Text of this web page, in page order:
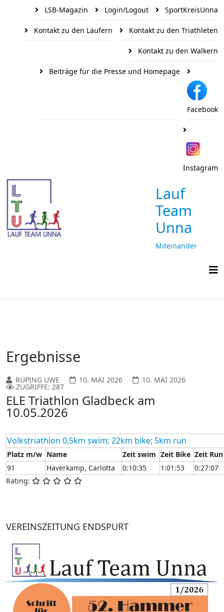
LSB-Magazin Login/Logout SportKreisUnna
Kontakt zu den Läufern Kontakt zu den Triathleten
Kontakt zu den Walkern
Beiträge für die Presse und Homepage
Facebook
Instagram
Lauf
Team
Unna
Miteinander
Ergebnisse
RÜPING UWE 10. MAI 2026 10. MAI 2026
ZUGRIFFE: 287
ELE Triathlon Gladbeck am
10.05.2026
Volkstriathlon 0,5km swim; 22km bike; 5km run
Platz m/w Name Zeit swim Zeit Bike Zeit Run
91
Haverkamp, Carlotta 0:10:35 1:01:53
0:27:07
Rating:
VEREINSZEITUNG ENDSPURT